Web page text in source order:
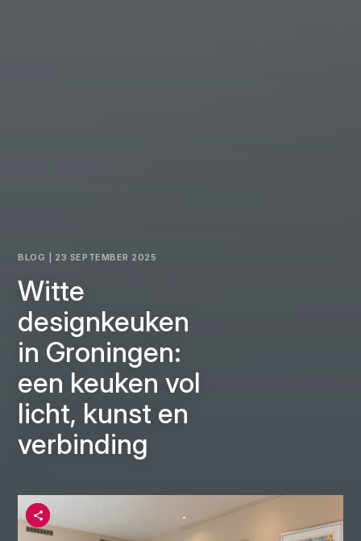
BLOG | 23 SEPTEMBER 2025
Witte
designkeuken
in Groningen:
een keuken vol
licht, kunst en
verbinding